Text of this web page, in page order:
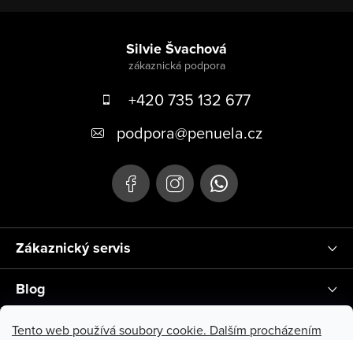
Tento web používá soubory cookie. Dalším procházením
Silvie Švachová
+420 735 132 677
podpora@penuela.cz
Zákaznický servis
Blog
Instagram